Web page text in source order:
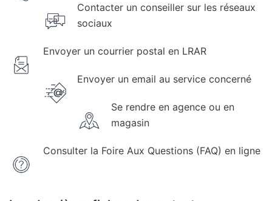
Contacter un conseiller sur les réseaux
sociaux
Envoyer un courrier postal en LRAR
Envoyer un email au service concerné
Se rendre en agence ou en
magasin
Consulter la Foire Aux Questions (FAQ) en ligne